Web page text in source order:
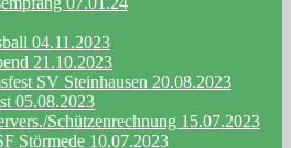
04.11.2023
21.10.2023
SV Steinhausen 20.08.2023
05.08.2023
Schützenrechnung 15.07.2023
Störmede 10.07.2023